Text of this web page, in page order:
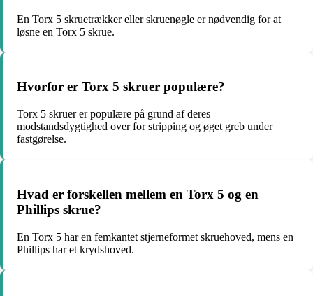
En Torx 5 skruetrækker eller skruenøgle er nødvendig for at
løsne en Torx 5 skrue.
Hvorfor er Torx 5 skruer populære?
Torx 5 skruer er populære på grund af deres
modstandsdygtighed over for stripping og øget greb under
fastgørelse.
Hvad er forskellen mellem en Torx 5 og en
Phillips skrue?
En Torx 5 har en femkantet stjerneformet skruehoved, mens en
Phillips har et krydshoved.